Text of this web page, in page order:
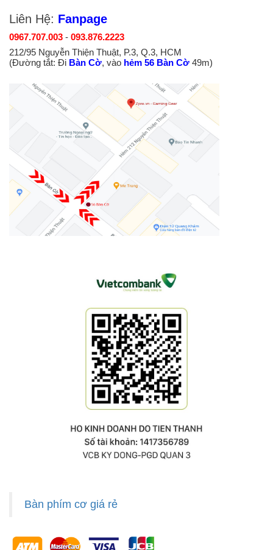
Liên Hệ: Fanpage
0967.707.003 - 093.876.2223
212/95 Nguyễn Thiện Thuật, P.3, Q.3, HCM
(Đường tắt: Đi Bàn Cờ, vào hẻm 56 Bàn Cờ 49m)
Bàn phím cơ giá rẻ